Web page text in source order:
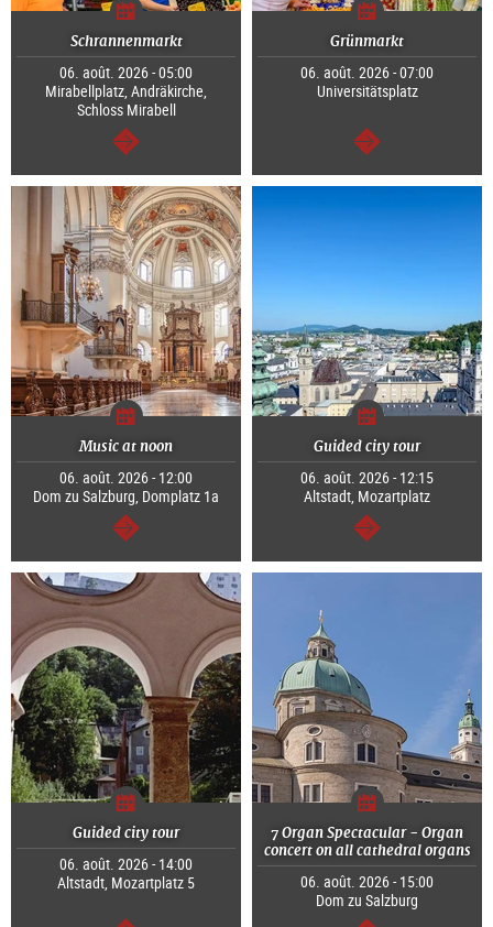
Schrannenmarkt
06. août. 2026 - 05:00
Mirabellplatz, Andräkirche,
Schloss Mirabell
Continuer
Grünmarkt
06. août. 2026 - 07:00
Universitätsplatz
Continuer
Music at noon
06. août. 2026 - 12:00
Dom zu Salzburg, Domplatz 1a
Continuer
Guided city tour
06. août. 2026 - 12:15
Altstadt, Mozartplatz
Continuer
Guided city tour
06. août. 2026 - 14:00
Altstadt, Mozartplatz 5
7 Organ Spectacular - Organ
concert on all cathedral organs
06. août. 2026 - 15:00
Dom zu Salzburg